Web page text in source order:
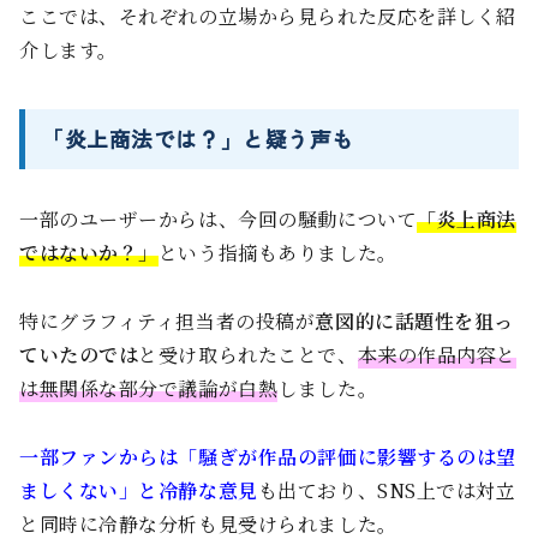
ここでは、それぞれの立場から見られた反応を詳しく紹
介します。
「炎上商法では？」と疑う声も
一部のユーザーからは、今回の騒動について「炎上商法
ではないか？」という指摘もありました。
特にグラフィティ担当者の投稿が意図的に話題性を狙っ
ていたのではと受け取られたことで、 本来の作品内容と
は無関係な部分で議論が白熱しました。
一部ファンからは「騒ぎが作品の評価に影響するのは望
ましくない」と冷静な意見 も出ており、SNS上では対立
と同時に冷静な分析も見受けられました。